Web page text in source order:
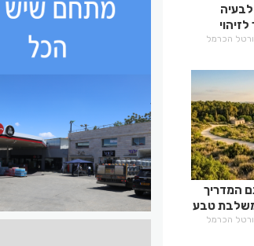
מאת: פורטל הכרמל
המדריך
טבע
מאת: פורטל הכרמל